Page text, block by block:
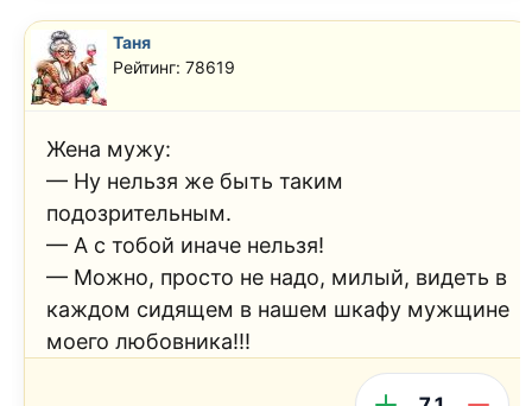
Таня
Рейтинг: 78619
Жена мужу:
— Ну нельзя же быть таким
подозрительным.
— А с тобой иначе нельзя!
— Можно, просто не надо, милый, видеть в
каждом сидящем в нашем шкафу мужщине
моего любовника!!!